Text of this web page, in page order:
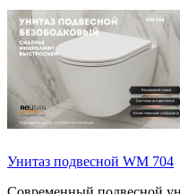
Унитаз подвесной WM 704